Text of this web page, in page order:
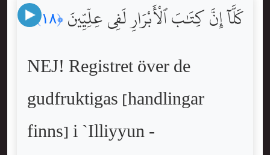
كَلَّآ إِنَّ كِتَٰبَ ٱلْأَبْرَارِ لَفِى عِلِّيِّينَ ﴿١٨﴾
NEJ! Registret över de
gudfruktigas [handlingar
finns] i `Illiyyun -